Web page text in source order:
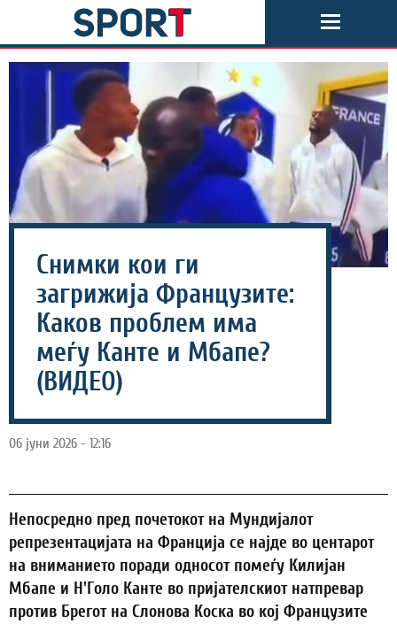
Снимки кои ги
загрижија Французите:
Каков проблем има
меѓу Канте и Мбапе?
(ВИДЕО)
06 јуни 2026 - 12:16
Непосредно пред почетокот на Мундијалот
репрезентацијата на Франција се најде во центарот
на вниманието поради односот помеѓу Килијан
Мбапе и Н'Голо Канте во пријателскиот натпревар
против Брегот на Слонова Коска во кој Французите